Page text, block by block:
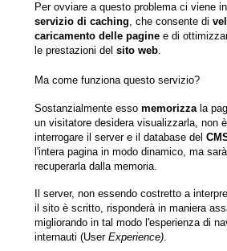
Per ovviare a questo problema ci viene
servizio di caching, che consente di
caricamento delle pagine e di
le prestazioni del sito web.
Ma come funziona questo servizio?
Sostanzialmente esso memorizzala
un visitatore desidera visualizzarla, non
interrogare il server e il database del
l'intera pagina in modo dinamico, ma
recuperarla dalla memoria.
Il server, non essendo costretto a
il sito è scritto, risponderà in maniera
migliorando in tal modo l'esperienza di
internauti (User Experience).